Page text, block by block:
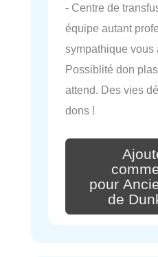
- Centre de
équipe autant
sympathique vous
Possiblité don
attend. Des vies
dons !
pour
de